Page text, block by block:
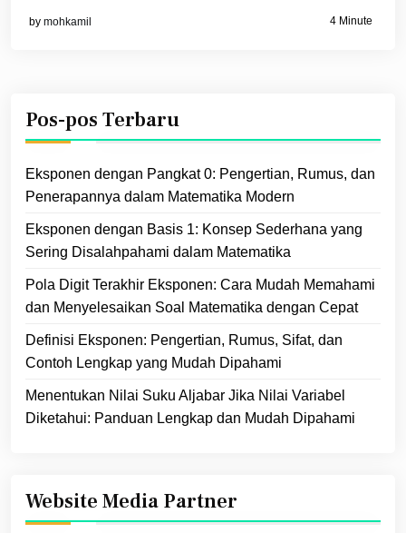
by mohkamil 4 Minute
Pos-pos Terbaru
Eksponen dengan Pangkat 0: Pengertian, Rumus, dan
Penerapannya dalam Matematika Modern
Eksponen dengan Basis 1: Konsep Sederhana yang
Sering Disalahpahami dalam Matematika
Pola Digit Terakhir Eksponen: Cara Mudah Memahami
dan Menyelesaikan Soal Matematika dengan Cepat
Definisi Eksponen: Pengertian, Rumus, Sifat, dan
Contoh Lengkap yang Mudah Dipahami
Menentukan Nilai Suku Aljabar Jika Nilai Variabel
Diketahui: Panduan Lengkap dan Mudah Dipahami
Website Media Partner